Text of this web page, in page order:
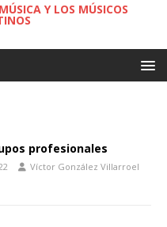
Y LOS MÚSICOS
profesionales
Víctor González Villarroel